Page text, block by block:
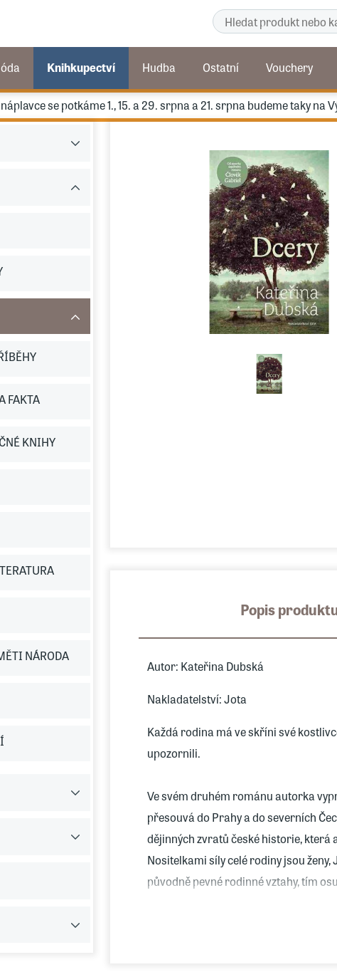
se potkáme 1., 15. a 29. srpna a 21. srpna budeme taky
Popis
Autor: Kateřina Dubská
Nakladatelství: Jota
Každá rodina má ve skříni své
upozornili.
Ve svém druhém románu autorka
přesouvá do Prahy a do severních
dějinných zvratů české historie, která
Nositelkami síly celé rodiny jsou
původně pevné rodinné vztahy, tím
tragický okamžik v životě první
FAKTA
KNIHY
NÁRODA
Knihkupectví Hudba Ostatní Vouchery